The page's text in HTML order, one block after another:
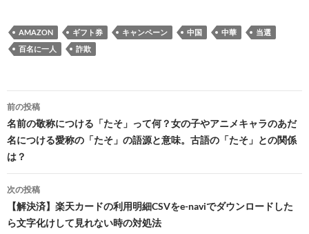
AMAZON ギフト券 キャンペーン 中国 中華
当選
百名に一人
詐欺
投
稿
ナ
ビ
ゲ
ー
前の投稿
名前の敬称につける「たそ」って何？女の子やアニメキャラのあだ
名につける愛称の「たそ」の語源と意味。古語の「たそ」との関係
は？
次の投稿
【解決済】楽天カードの利用明細CSVをe-naviでダウンロードした
ら文字化けして見れない時の対処法